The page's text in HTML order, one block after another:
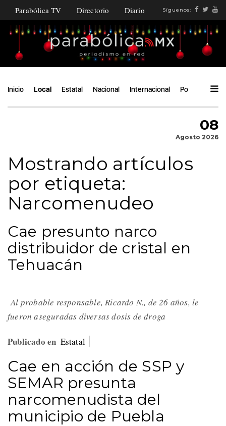
Parabólica TV Directorio Diario Síguenos:
Inicio Local Estatal Nacional Internacional Política
08
Agosto 2026
Mostrando artículos
por etiqueta:
Narcomenudeo
Cae presunto narco
distribuidor de cristal en
Tehuacán
Al probable responsable, Ricardo N., de 26 años, le
fueron aseguradas diversas dosis de droga
Publicado en Estatal
Cae en acción de SSP y
SEMAR presunta
narcomenudista del
municipio de Puebla